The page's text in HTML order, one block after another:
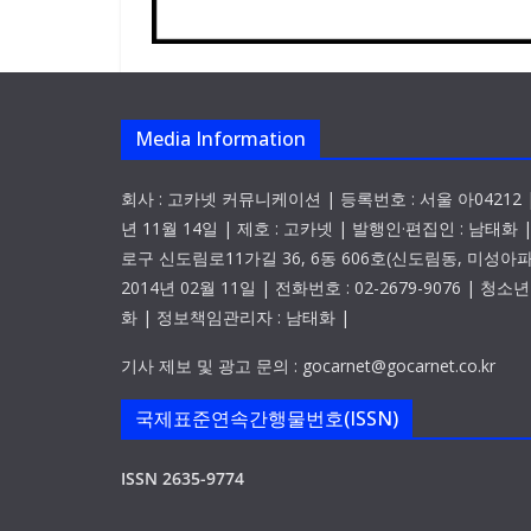
Media Information
회사 : 고카넷 커뮤니케이션 | 등록번호 : 서울 아
년 11월 14일 | 제호 : 고카넷 | 발행인·편집인 : 남태화
로구 신도림로11가길 36, 6동 606호(신도림동, 미성아
2014년 02월 11일 | 전화번호 : 02-2679-9076 | 청소
화 | 정보책임관리자 : 남태화 |
기사 제보 및 광고 문의 : gocarnet@gocarnet.co.kr
국제표준연속간행물번호(ISSN)
ISSN 2635-9774